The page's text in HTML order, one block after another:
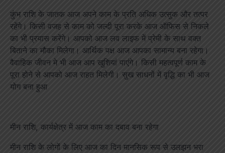
कुंभ राशि के जातक आज अपने काम के प्रति अधिक उत्सुक और तत्पर
रहेंगे। किसी वजह से काम को जल्दी पूरा करके आज ऑफिस से निकले
का भी प्रयास करेंगे। आपको आज लव लाइफ में प्रेमी के साथ वक्त
बिताने का मौका मिलेगा। आर्थिक पक्ष आज आपका सामान्य बना रहेगा।
वैवाहिक जीवन मे भी आज आप खुशियां पाएंगे। किसी महत्वपूर्ण काम के
पूरा होने से आपको आज राहत मिलेगी। सुख साधनों में वृद्धि का भी आज
योग बना हुआ
मीन राशि, कार्यक्षेत्र में आज काम का दबाव बना रहेगा
मीन राशि के लोगों के लिए आज का दिन मानसिक रूप से उलझन भरा